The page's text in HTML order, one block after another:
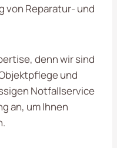
von Reparatur- und
denn wir sind
und
Notfallservice
an, um Ihnen